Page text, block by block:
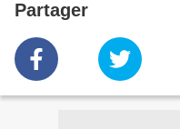
Partager